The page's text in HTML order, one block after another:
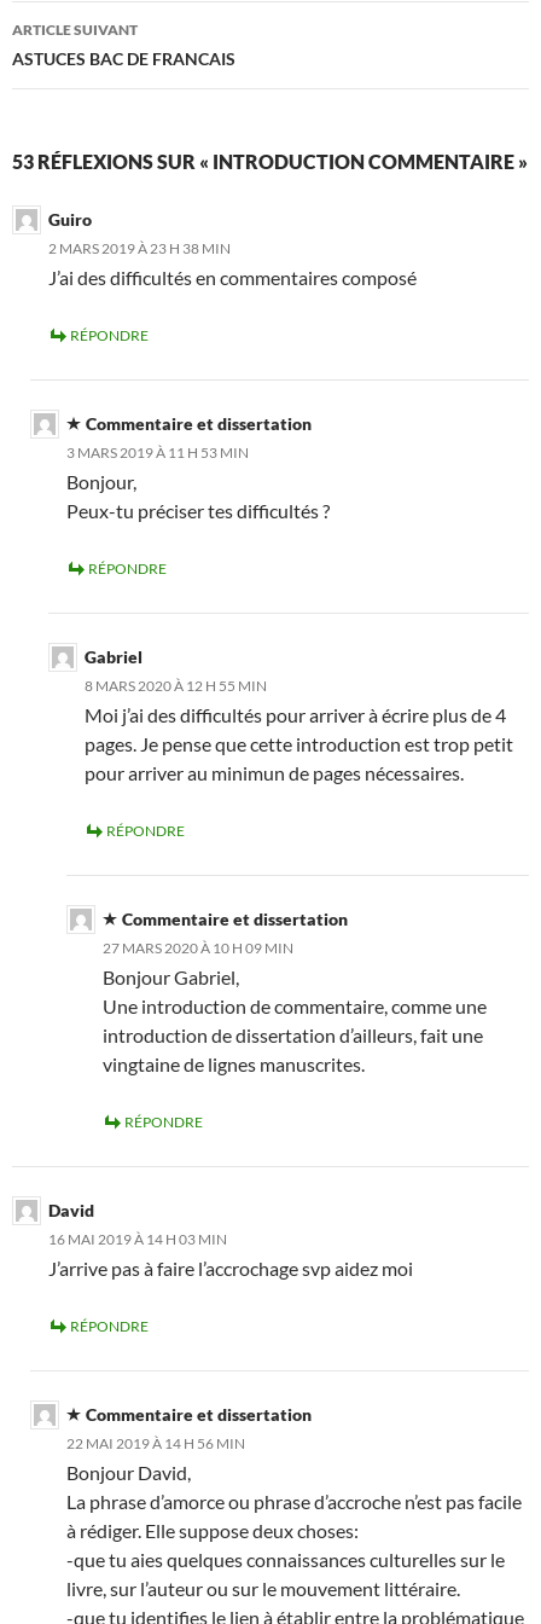
articles
ARTICLE SUIVANT
ASTUCES BAC DE FRANCAIS
53 RÉFLEXIONS SUR « INTRODUCTION COMMENTAIRE »
Guiro
2 MARS 2019 À 23 H 38 MIN
J’ai des difficultés en commentaires composé
RÉPONDRE
Commentaire et dissertation
3 MARS 2019 À 11 H 53 MIN
Bonjour,
Peux-tu préciser tes difficultés ?
RÉPONDRE
Gabriel
8 MARS 2020 À 12 H 55 MIN
Moi j’ai des difficultés pour arriver à écrire plus de 4
pages. Je pense que cette introduction est trop petit
pour arriver au minimun de pages nécessaires.
RÉPONDRE
Commentaire et dissertation
27 MARS 2020 À 10 H 09 MIN
Bonjour Gabriel,
Une introduction de commentaire, comme une
introduction de dissertation d’ailleurs, fait une
vingtaine de lignes manuscrites.
RÉPONDRE
David
16 MAI 2019 À 14 H 03 MIN
J’arrive pas à faire l’accrochage svp aidez moi
RÉPONDRE
Commentaire et dissertation
22 MAI 2019 À 14 H 56 MIN
Bonjour David,
La phrase d’amorce ou phrase d’accroche n’est pas facile
à rédiger. Elle suppose deux choses:
-que tu aies quelques connaissances culturelles sur le
livre, sur l’auteur ou sur le mouvement littéraire.
-que tu identifies le lien à établir entre la problématique